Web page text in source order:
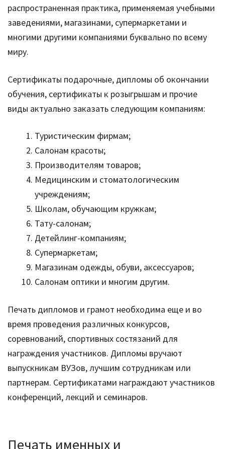
распространенная практика, применяемая учебными
заведениями, магазинами, супермаркетами и
многими другими компаниями буквально по всему
миру.
Сертификаты подарочные, дипломы об окончании
обучения, сертификаты к розыгрышам и прочие
виды актуально заказать следующим компаниям:
Туристическим фирмам;
Салонам красоты;
Производителям товаров;
Медицинским и стоматологическим
учреждениям;
Школам, обучающим кружкам;
Тату-салонам;
Детейлинг-компаниям;
Супермаркетам;
Магазинам одежды, обуви, аксессуаров;
Салонам оптики и многим другим.
Печать дипломов и грамот необходима еще и во
время проведения различных конкурсов,
соревнований, спортивных состязаний для
награждения участников. Дипломы вручают
выпускникам ВУЗов, лучшим сотрудникам или
партнерам. Сертификатами награждают участников
конференций, лекций и семинаров.
Печать именных и